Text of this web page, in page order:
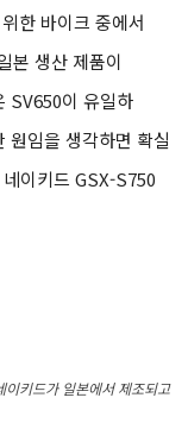
한 바이크 중에서
본 생산 제품이
SV650이 유일하
원임을 생각하면 확실
이키드 GSX-S750
키드가 일본에서 제조되고